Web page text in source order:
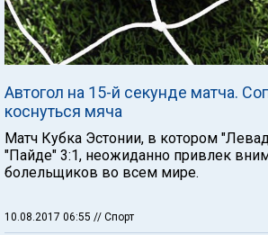
Автогол на 15-й секунде матча.
коснуться мяча
Матч Кубка Эстонии, в котором
"Пайде" 3:1, неожиданно привлек
болельщиков во всем мире.
10.08.2017 06:55 // Спорт